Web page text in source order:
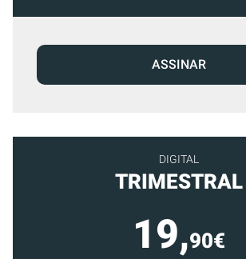
ASSINAR
DIGITAL
TRIMESTRAL
19,90€